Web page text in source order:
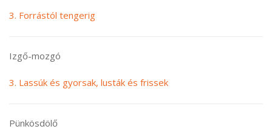
3. Forrástól tengerig
Izgő-mozgó
3. Lassúk és gyorsak, lusták és frissek
Pünkösdölő